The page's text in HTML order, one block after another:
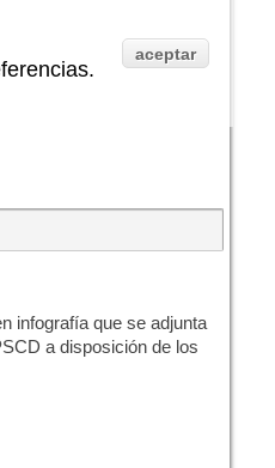
infografía que se adjunta
a disposición de los
aceptar